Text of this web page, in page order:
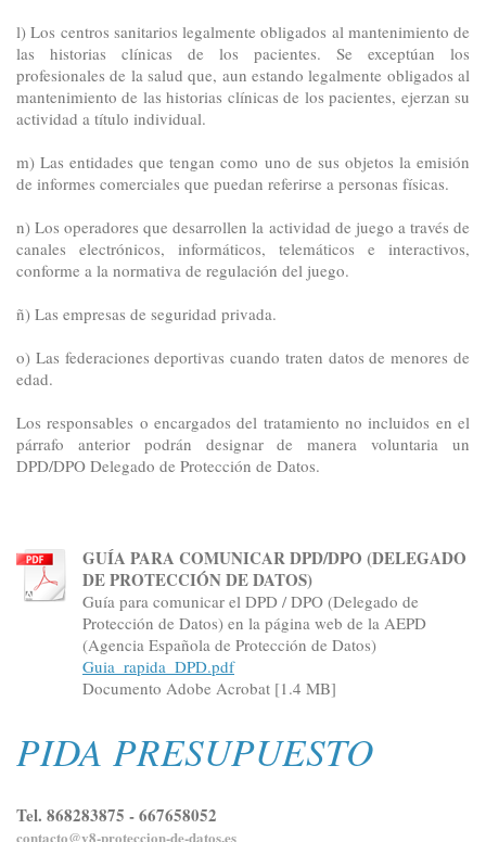
l) Los centros sanitarios legalmente obligados al mantenimiento de
las historias clínicas de los pacientes. Se exceptúan los
profesionales de la salud que, aun estando legalmente obligados al
mantenimiento de las historias clínicas de los pacientes, ejerzan su
actividad a título individual.
m) Las entidades que tengan como uno de sus objetos la emisión
de informes comerciales que puedan referirse a personas físicas.
n) Los operadores que desarrollen la actividad de juego a través de
canales electrónicos, informáticos, telemáticos e interactivos,
conforme a la normativa de regulación del juego.
ñ) Las empresas de seguridad privada.
o) Las federaciones deportivas cuando traten datos de menores de
edad.
Los responsables o encargados del tratamiento no incluidos en el
párrafo anterior podrán designar de manera voluntaria un
DPD/DPO Delegado de Protección de Datos.
GUÍA PARA COMUNICAR DPD/DPO (DELEGADO
DE PROTECCIÓN DE DATOS)
Guía para comunicar el DPD / DPO (Delegado de
Protección de Datos) en la página web de la AEPD
(Agencia Española de Protección de Datos)
Guia_rapida_DPD.pdf
Documento Adobe Acrobat [1.4 MB]
PIDA PRESUPUESTO
Tel. 868283875 - 667658052
contacto@v8-proteccion-de-datos.es